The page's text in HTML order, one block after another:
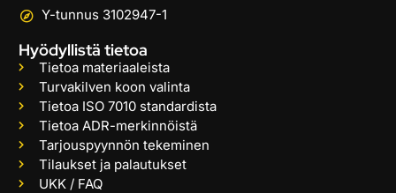
Y-tunnus 3102947-1
Hyödyllistä tietoa
Tietoa materiaaleista
Turvakilven koon valinta
Tietoa ISO 7010 standardista
Tietoa ADR-merkinnöistä
Tarjouspyynnön tekeminen
Tilaukset ja palautukset
UKK / FAQ